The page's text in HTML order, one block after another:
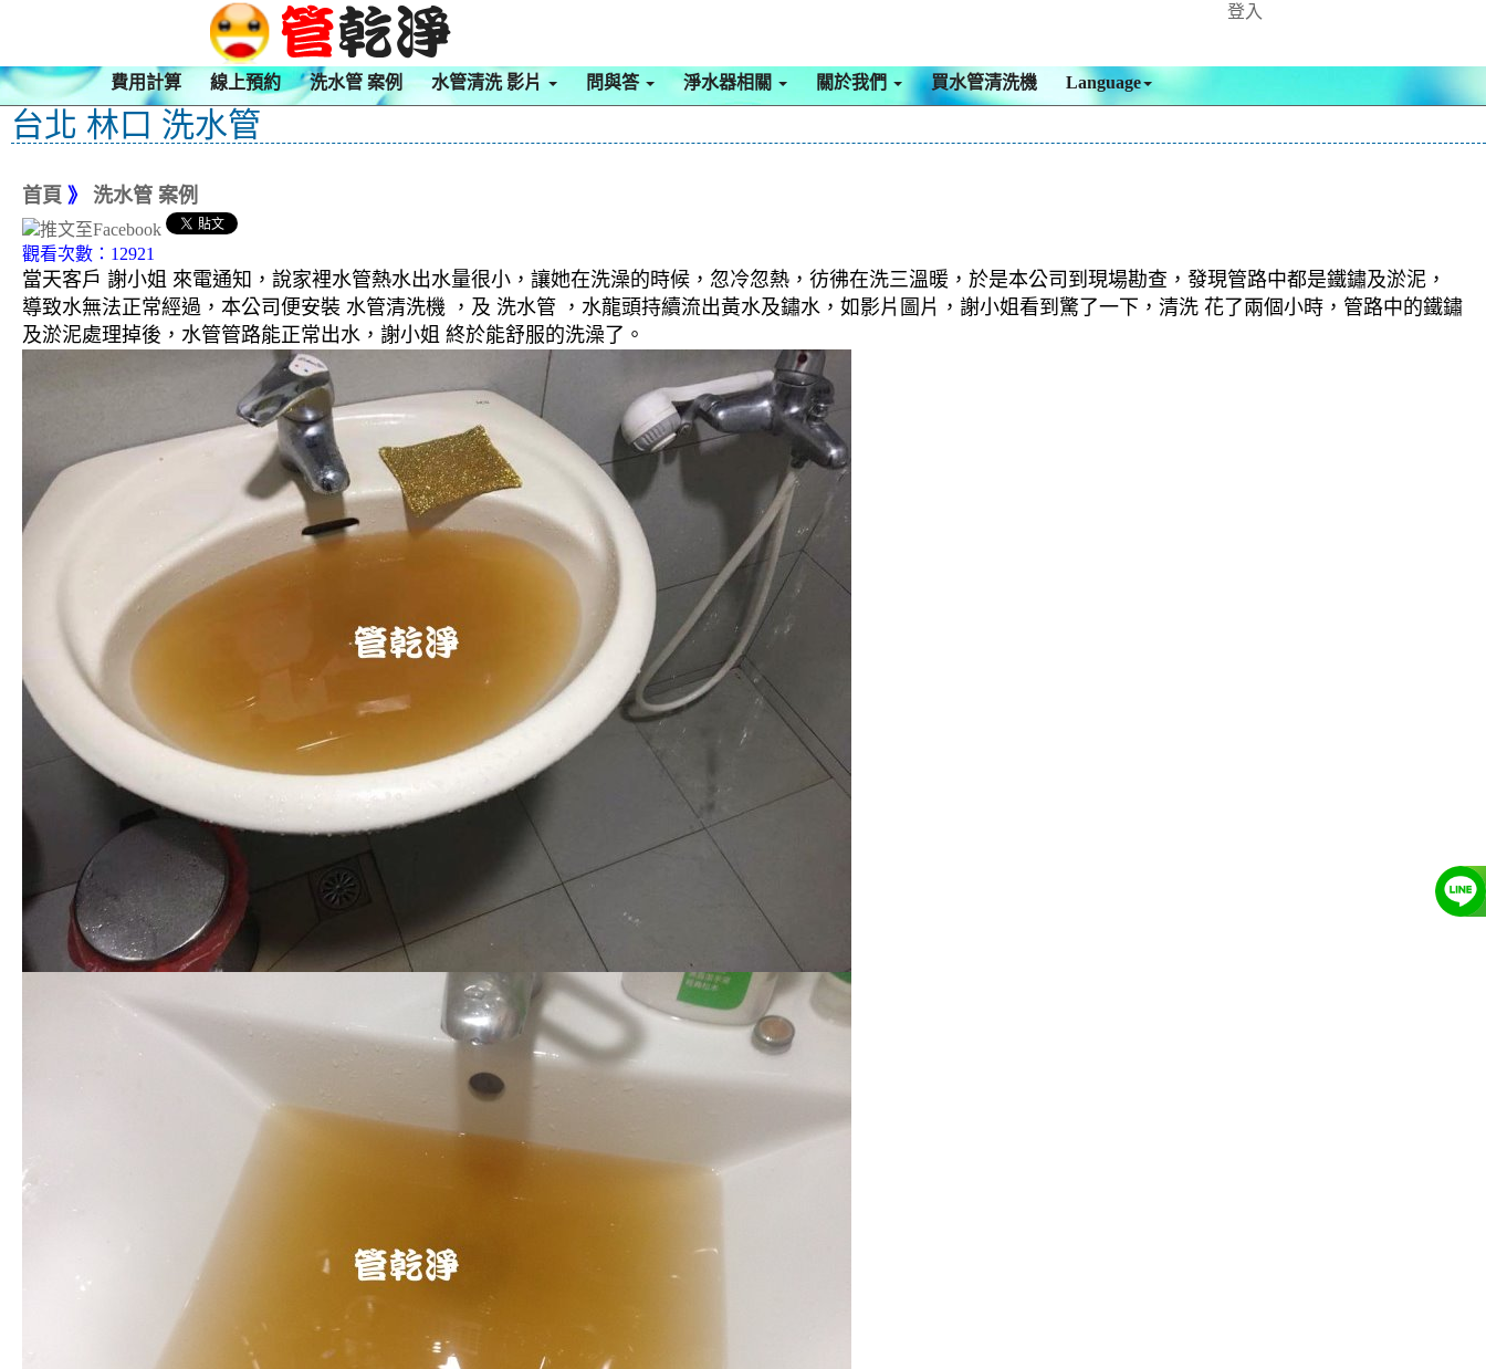
登入
費用計算 線上預約 洗水管 案例 水管清洗 影片 問與答 淨水器相關 關於我們 買水管清洗機 Language
台北 林口 洗水管
首頁 》 洗水管 案例
觀看次數：12921
當天客戶 謝小姐 來電通知，說家裡水管熱水出水量很小，讓她在洗澡的時候，忽冷忽熱，彷彿在洗三溫暖，於是本公司到現場勘查，發現管路中都是鐵鏽及淤泥，
導致水無法正常經過，本公司便安裝 水管清洗機 ，及 洗水管 ，水龍頭持續流出黃水及鏽水，如影片圖片，謝小姐看到驚了一下，清洗 花了兩個小時，管路中的鐵鏽
及淤泥處理掉後，水管管路能正常出水，謝小姐 終於能舒服的洗澡了。